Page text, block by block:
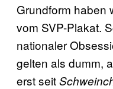
Grundform haben
vom SVP-Plakat.
nationaler
gelten als dumm,
erst seit